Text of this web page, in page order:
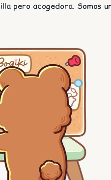
pero acogedora.